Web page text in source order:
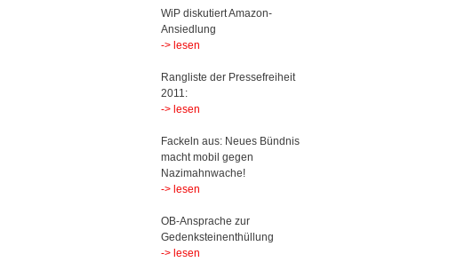
WiP diskutiert Amazon-
Ansiedlung
-> lesen
Rangliste der Pressefreiheit
2011:
-> lesen
Fackeln aus: Neues Bündnis
macht mobil gegen
Nazimahnwache!
-> lesen
OB-Ansprache zur
Gedenksteinenthüllung
-> lesen